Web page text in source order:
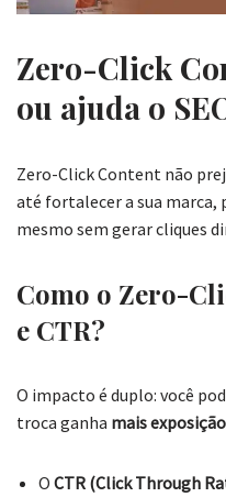
Zero-Click
ou ajuda o
Zero-Click Content não
até fortalecer a sua marca,
mesmo sem gerar cliques
Como o Zero-
e CTR?
O impacto é duplo: você
troca ganha mais
O CTR (Click Through